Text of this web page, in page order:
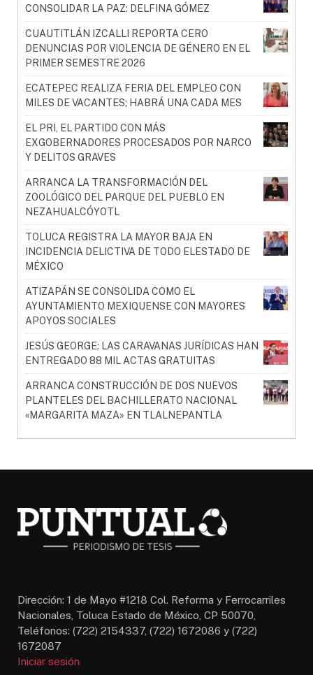
CONSOLIDAR LA PAZ: DELFINA GÓMEZ
CUAUTITLÁN IZCALLI REPORTA CERO
DENUNCIAS POR VIOLENCIA DE GÉNERO EN EL
PRIMER SEMESTRE 2026
ECATEPEC REALIZA FERIA DEL EMPLEO CON
MILES DE VACANTES; HABRÁ UNA CADA MES
EL PRI, EL PARTIDO CON MÁS
EXGOBERNADORES PROCESADOS POR NARCO
Y DELITOS GRAVES
ARRANCA LA TRANSFORMACIÓN DEL
ZOOLÓGICO DEL PARQUE DEL PUEBLO EN
NEZAHUALCÓYOTL
TOLUCA REGISTRA LA MAYOR BAJA EN
INCIDENCIA DELICTIVA DE TODO ELESTADO DE
MÉXICO
ATIZAPÁN SE CONSOLIDA COMO EL
AYUNTAMIENTO MEXIQUENSE CON MAYORES
APOYOS SOCIALES
JESÚS GEORGE: LAS CARAVANAS JURÍDICAS HAN
ENTREGADO 88 MIL ACTAS GRATUITAS
ARRANCA CONSTRUCCIÓN DE DOS NUEVOS
PLANTELES DEL BACHILLERATO NACIONAL
«MARGARITA MAZA» EN TLALNEPANTLA
Dirección: 1 de Mayo #1218 Col. Reforma y Ferrocarriles
Nacionales, Toluca Estado de México, CP 50070,
Teléfonos: (722) 2154337, (722) 1672086 y (722)
1672087
Iniciar sesión